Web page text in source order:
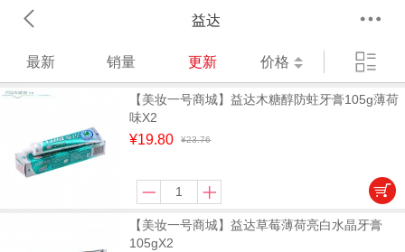
益达
最新 销量 更新 价格
【美妆一号商城】益达木糖醇防蛀牙膏105g薄荷
味X2
¥19.80 ¥23.76
【美妆一号商城】益达草莓薄荷亮白水晶牙膏
105gX2